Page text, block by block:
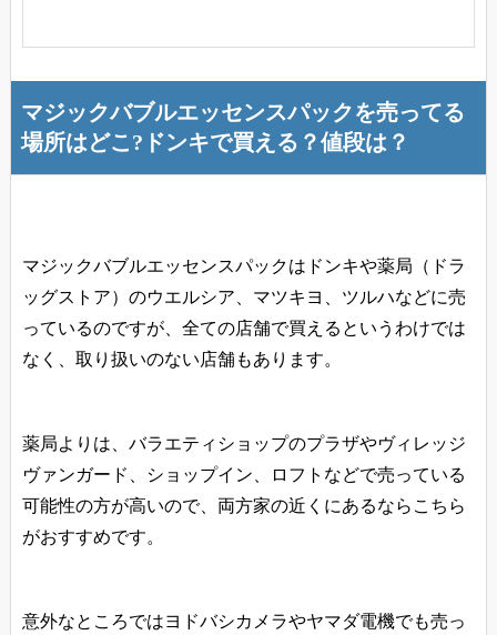
マジックバブルエッセンスパックを売ってる
場所はどこ?ドンキで買える？値段は？
マジックバブルエッセンスパックはドンキや薬局（ドラ
ッグストア）のウエルシア、マツキヨ、ツルハなどに売
っているのですが、全ての店舗で買えるというわけでは
なく、取り扱いのない店舗もあります。
薬局よりは、バラエティショップのプラザやヴィレッジ
ヴァンガード、ショップイン、ロフトなどで売っている
可能性の方が高いので、両方家の近くにあるならこちら
がおすすめです。
意外なところではヨドバシカメラやヤマダ電機でも売っ